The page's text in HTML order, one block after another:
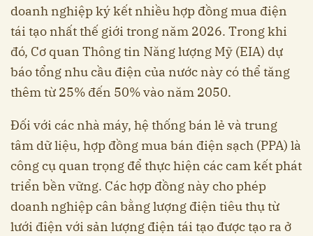
doanh nghiệp ký kết nhiều hợp đồng mua điện
tái tạo nhất thế giới trong năm 2026. Trong khi
đó, Cơ quan Thông tin Năng lượng Mỹ (EIA) dự
báo tổng nhu cầu điện của nước này có thể tăng
thêm từ 25% đến 50% vào năm 2050.
Đối với các nhà máy, hệ thống bán lẻ và trung
tâm dữ liệu, hợp đồng mua bán điện sạch (PPA) là
công cụ quan trọng để thực hiện các cam kết phát
triển bền vững. Các hợp đồng này cho phép
doanh nghiệp cân bằng lượng điện tiêu thụ từ
lưới điện với sản lượng điện tái tạo được tạo ra ở